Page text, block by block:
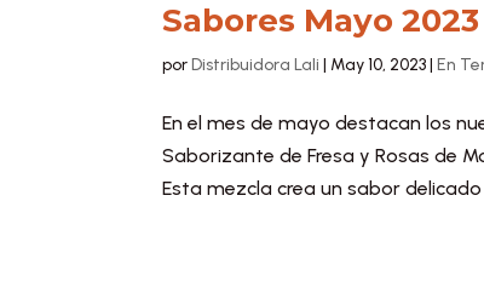
Sabores Mayo 2023
porDistribuidora Lali | May 10, 2023|En
En el mes de mayo destacan los
Saborizante de Fresa y Rosas de
Esta mezcla crea un sabor